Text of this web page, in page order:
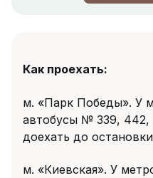
Как проехать:
м. «Парк Победы». У
автобусы № 339,
доехать до
м. «Киевская». У